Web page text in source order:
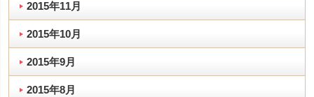
2015年11月
2015年10月
2015年9月
2015年8月